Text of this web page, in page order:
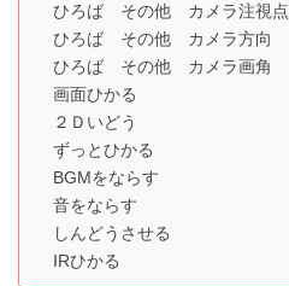
ひろば その他 カメラ注視点
ひろば その他 カメラ方向
ひろば その他 カメラ画角
画面ひかる
２Ｄいどう
ずっとひかる
BGMをならす
音をならす
しんどうさせる
IRひかる